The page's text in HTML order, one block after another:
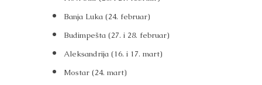
Banja Luka (24. februar)
Budimpešta (27. i 28. februar)
Aleksandrija (16. i 17. mart)
Mostar (24. mart)